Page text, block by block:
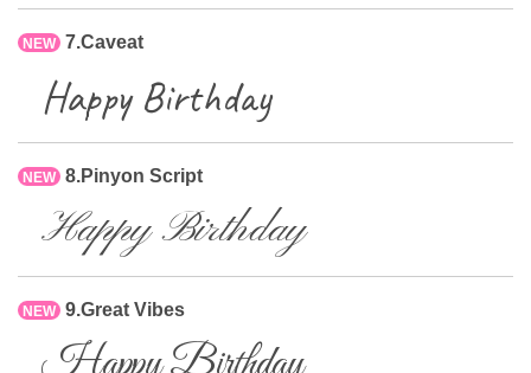
NEW 7.Caveat
Happy Birthday
NEW 8.Pinyon Script
Happy Birthday
NEW 9.Great Vibes